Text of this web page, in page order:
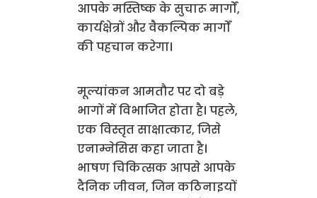
आपके मस्तिष्क के सुचारू मार्गों,
कार्यक्षेत्रों और वैकल्पिक मार्गों
की पहचान करेगा।
मूल्यांकन आमतौर पर दो बड़े
भागों में विभाजित होता है। पहले,
एक विस्तृत साक्षात्कार, जिसे
एनाम्नेसिस कहा जाता है।
भाषण चिकित्सक आपसे आपके
दैनिक जीवन, जिन कठिनाइयों